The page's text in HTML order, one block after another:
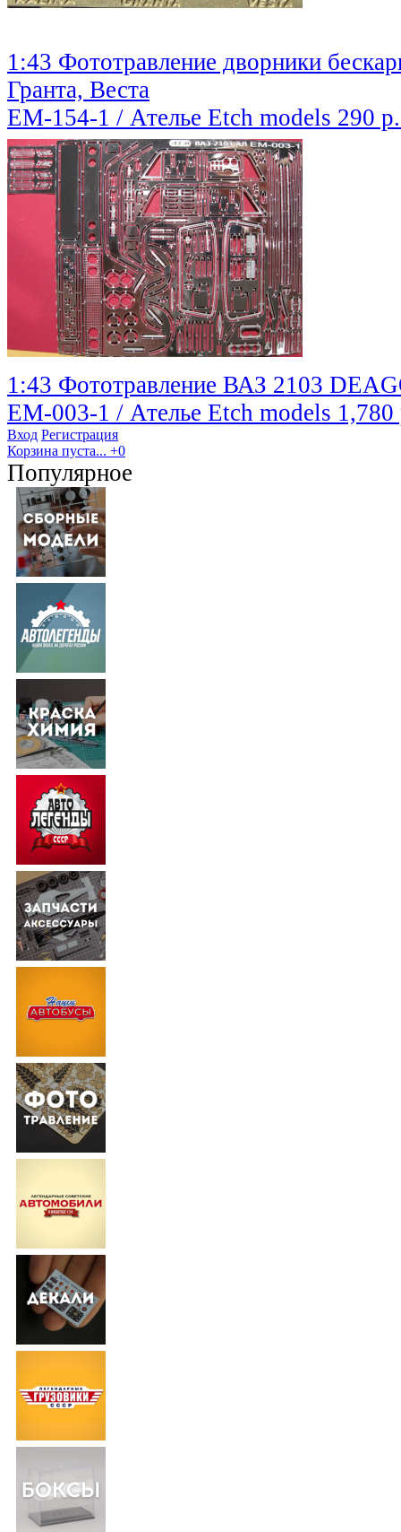
1:43 Фототравление дворники
Гранта, Веста
EM-154-1 / Ателье Etch models 290
1:43 Фототравление ВАЗ 2103
EM-003-1 / Ателье Etch models
Вход Регистрация
Корзина пуста... +0
Популярное